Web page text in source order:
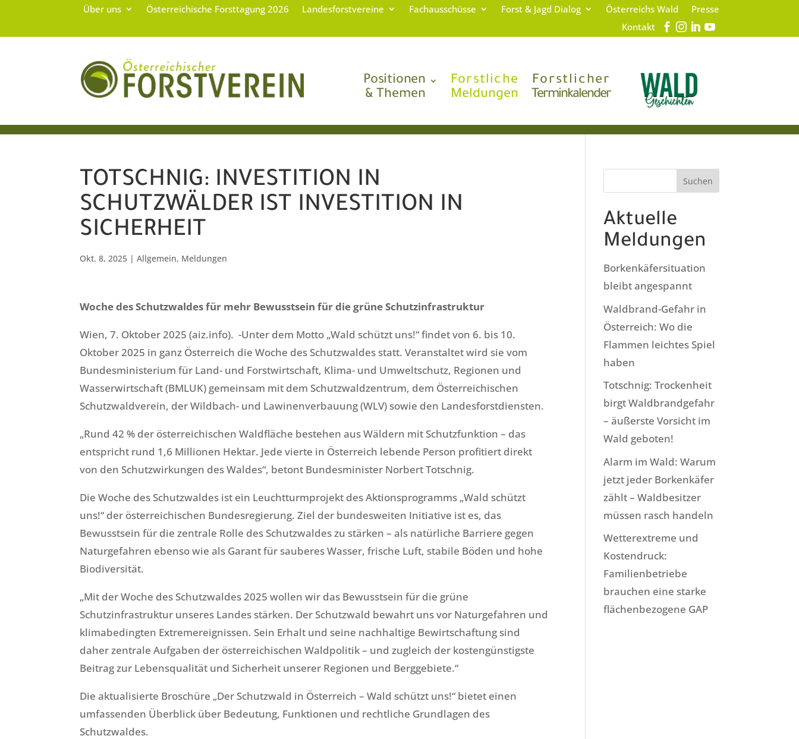
Über uns Österreichische Forsttagung 2026 Landesforstvereine Fachausschüsse Forst & Jagd Dialog Österreichs Wald
Presse
Kontakt
Positionen
& Themen
Forstliche
Meldungen
Forstlicher
Terminkalender
TOTSCHNIG: INVESTITION IN
SCHUTZWÄLDER IST INVESTITION IN
SICHERHEIT
Okt. 8, 2025 |Allgemein, Meldungen
Woche des Schutzwaldes für mehr Bewusstsein für die grüne Schutzinfrastruktur
Wien, 7. Oktober 2025 (aiz.info). -Unter dem Motto „Wald schützt uns!“ findet von 6. bis 10.
Oktober 2025 in ganz Österreich die Woche des Schutzwaldes statt. Veranstaltet wird sie vom
Bundesministerium für Land- und Forstwirtschaft, Klima- und Umweltschutz, Regionen und
Wasserwirtschaft (BMLUK) gemeinsam mit dem Schutzwaldzentrum, dem Österreichischen
Schutzwaldverein, der Wildbach- und Lawinenverbauung (WLV) sowie den Landesforstdiensten.
„Rund 42 % der österreichischen Waldfläche bestehen aus Wäldern mit Schutzfunktion – das
entspricht rund 1,6 Millionen Hektar. Jede vierte in Österreich lebende Person profitiert direkt
von den Schutzwirkungen des Waldes“, betont Bundesminister Norbert Totschnig.
Die Woche des Schutzwaldes ist ein Leuchtturmprojekt des Aktionsprogramms „Wald schützt
uns!“ der österreichischen Bundesregierung. Ziel der bundesweiten Initiative ist es, das
Bewusstsein für die zentrale Rolle des Schutzwaldes zu stärken – als natürliche Barriere gegen
Naturgefahren ebenso wie als Garant für sauberes Wasser, frische Luft, stabile Böden und hohe
Biodiversität.
„Mit der Woche des Schutzwaldes 2025 wollen wir das Bewusstsein für die grüne
Schutzinfrastruktur unseres Landes stärken. Der Schutzwald bewahrt uns vor Naturgefahren und
klimabedingten Extremereignissen. Sein Erhalt und seine nachhaltige Bewirtschaftung sind
daher zentrale Aufgaben der österreichischen Waldpolitik – und zugleich der kostengünstigste
Beitrag zur Lebensqualität und Sicherheit unserer Regionen und Berggebiete.“
Die aktualisierte Broschüre „Der Schutzwald in Österreich – Wald schützt uns!“ bietet einen
umfassenden Überblick über Bedeutung, Funktionen und rechtliche Grundlagen des
Schutzwaldes.
Suchen
Aktuelle
Meldungen
Borkenkäfersituation
bleibt angespannt
Waldbrand-Gefahr in
Österreich: Wo die
Flammen leichtes Spiel
haben
Totschnig: Trockenheit
birgt Waldbrandgefahr
– äußerste Vorsicht im
Wald geboten!
Alarm im Wald: Warum
jetzt jeder Borkenkäfer
zählt – Waldbesitzer
müssen rasch handeln
Wetterextreme und
Kostendruck:
Familienbetriebe
brauchen eine starke
flächenbezogene GAP